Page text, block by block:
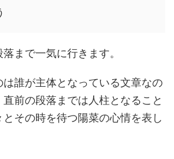
まで一気に行きます。
は誰が主体となっている文章なの
前の段落までは人柱となること
その時を待つ陽菜の心情を表し